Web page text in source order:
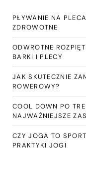
PŁYWANIE NA
ZDROWOTNE
ODWROTNE
BARKI I PLECY
JAK SKUTECZNIE
ROWEROWY?
COOL DOWN PO
NAJWAŻNIEJSZE
CZY JOGA TO
PRAKTYKI JOGI